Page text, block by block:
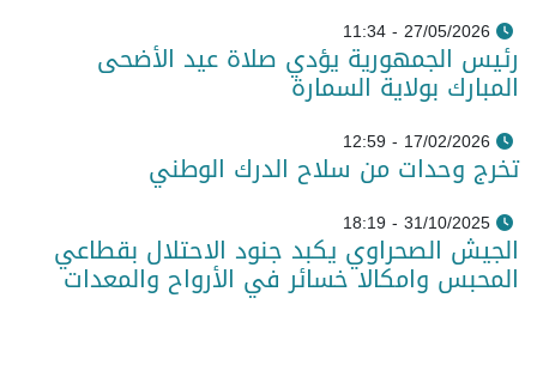
27/05/2026 - 11:34
رئيس الجمهورية يؤدي صلاة عيد الأضحى
المبارك بولاية السمارة
17/02/2026 - 12:59
تخرج وحدات من سلاح الدرك الوطني
31/10/2025 - 18:19
الجيش الصحراوي يكبد جنود الاحتلال بقطاعي
المحبس وامكالا خسائر في الأرواح والمعدات